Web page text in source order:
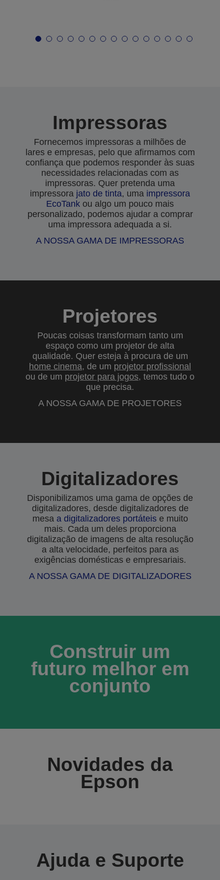
Impressoras
Fornecemos impressoras a milhões de
lares e empresas, pelo que afirmamos com
confiança que podemos responder às suas
necessidades relacionadas com as
impressoras. Quer pretenda uma
impressora jato de tinta, uma impressora
EcoTank ou algo um pouco mais
personalizado, podemos ajudar a comprar
uma impressora adequada a si.
A NOSSA GAMA DE IMPRESSORAS
Projetores
Poucas coisas transformam tanto um
espaço como um projetor de alta
qualidade. Quer esteja à procura de um
home cinema, de um projetor profissional
ou de um projetor para jogos, temos tudo o
que precisa.
A NOSSA GAMA DE PROJETORES
Digitalizadores
Disponibilizamos uma gama de opções de
digitalizadores, desde digitalizadores de
mesaa digitalizadores portáteise muito
mais. Cada um deles proporciona
digitalização de imagens de alta resolução
a alta velocidade, perfeitos para as
exigências domésticas e empresariais.
A NOSSA GAMA DE DIGITALIZADORES
Construir um
futuro melhor em
conjunto
Novidades da
Epson
Ajuda e Suporte